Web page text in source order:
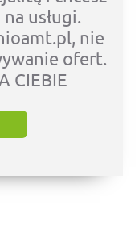
usługi.
nie
ofert.
CIEBIE